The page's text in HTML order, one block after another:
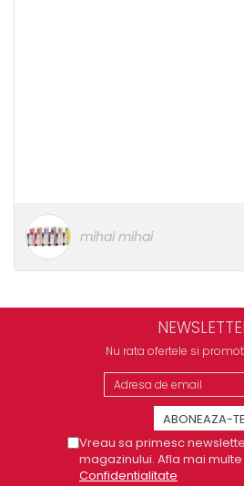
mihai mihai
Nu rata ofertele si
Vreau sa primesc
magazinului. Afla mai multe
Confidentialitate